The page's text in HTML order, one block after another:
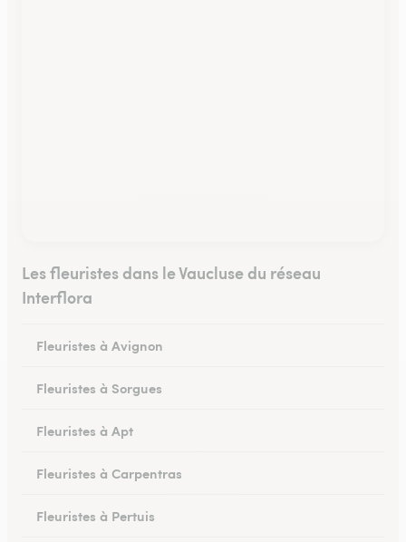
Les fleuristes dans le Vaucluse du réseau
Interflora
Fleuristes à Avignon
Fleuristes à Sorgues
Fleuristes à Apt
Fleuristes à Carpentras
Fleuristes à Pertuis